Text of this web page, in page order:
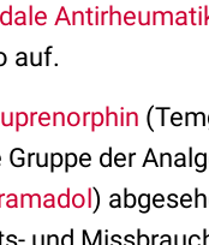
auf.
der
)